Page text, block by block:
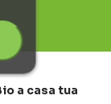
a casa tua